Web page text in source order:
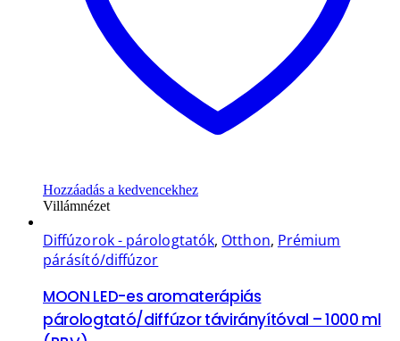
Hozzáadás a kedvencekhez
Villámnézet
Diffúzorok - párologtatók, Otthon, Prémium
párásító/diffúzor
MOON LED-es aromaterápiás
párologtató/diffúzor távirányítóval – 1000 ml